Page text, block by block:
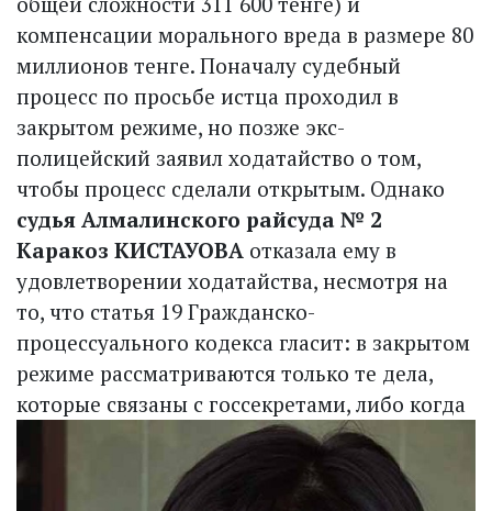
компенсации морального вреда в размере 80
миллионов тенге. Поначалу судебный
процесс по просьбе истца проходил в
закрытом режиме, но позже экс-
полицейский заявил ходатайство о том,
чтобы процесс сделали открытым. Однако
судья Алмалинского райсуда № 2
Каракоз КИСТАУОВА отказала ему в
удовлетворении ходатайства, несмотря на
то, что статья 19 Гражданско-
процессуального кодекса гласит: в закрытом
режиме рассматриваются только те дела,
которые связаны с госсекретами, либо когда